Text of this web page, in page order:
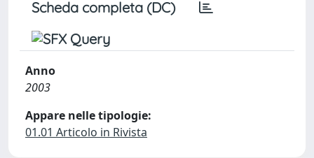
Scheda completa (DC)
Anno
2003
Appare nelle tipologie:
01.01 Articolo in Rivista